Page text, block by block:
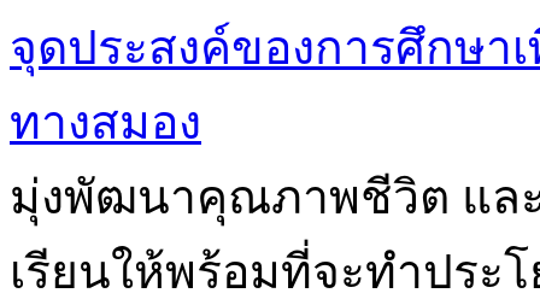
จุดประสงค์ของการศึกษา
ทางสมอง
มุ่งพัฒนาคุณภาพชีวิต แล
เรียนให้พร้อมที่จะทำประ